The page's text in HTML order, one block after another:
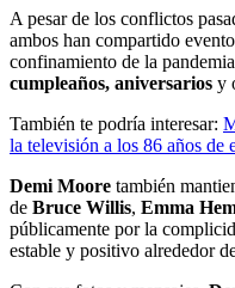
A pesar de los conflictos
ambos han compartido
confinamiento de la
cumpleaños, aniversarios y
También te podría interesar:
la televisión a los 86 años de
Demi Moore también
de Bruce Willis, Emma
públicamente por la
estable y positivo alrededor